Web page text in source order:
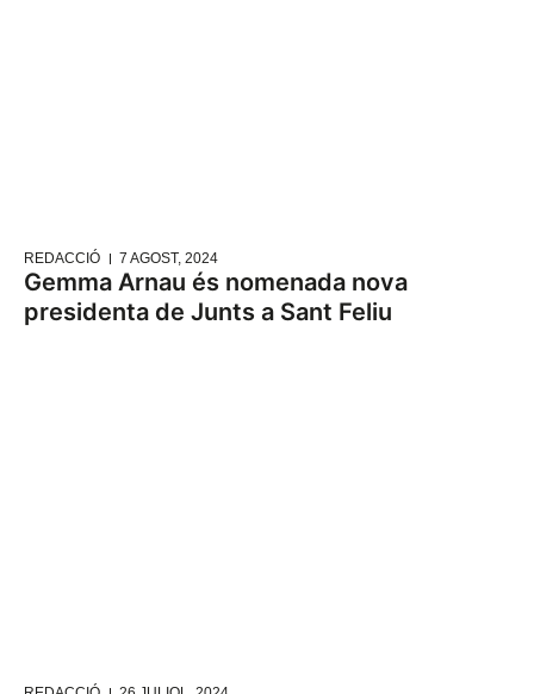
REDACCIÓ 7 AGOST, 2024
Gemma Arnau és nomenada nova
presidenta de Junts a Sant Feliu